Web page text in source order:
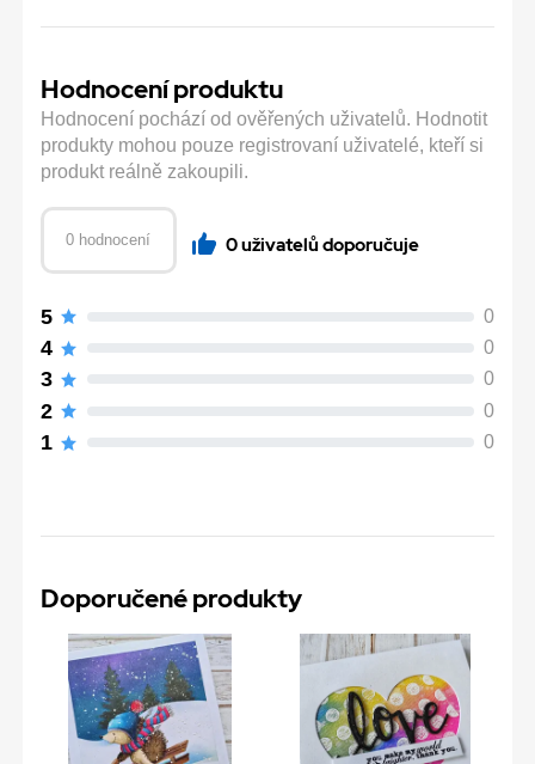
Hodnocení produktu
Hodnocení pochází od ověřených uživatelů. Hodnotit
produkty mohou pouze registrovaní uživatelé, kteří si
produkt reálně zakoupili.
0 hodnocení 0 uživatelů doporučuje
5 0
4 0
3 0
2 0
1 0
Doporučené produkty